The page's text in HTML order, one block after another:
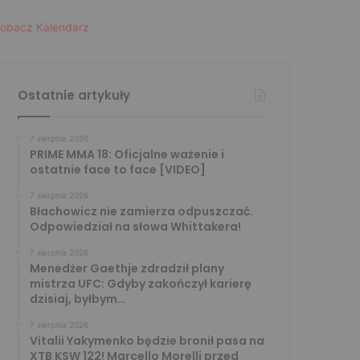
Kalendarz
Ostatnie artykuły
7 sierpnia 2026
PRIME MMA 18: Oficjalne ważenie i
ostatnie face to face [VIDEO]
7 sierpnia 2026
Błachowicz nie zamierza odpuszczać.
Odpowiedział na słowa Whittakera!
7 sierpnia 2026
Menedżer Gaethje zdradził plany
mistrza UFC: Gdyby zakończył karierę
dzisiaj, byłbym…
7 sierpnia 2026
Vitalii Yakymenko będzie bronił pasa na
XTB KSW 122! Marcello Morelli przed